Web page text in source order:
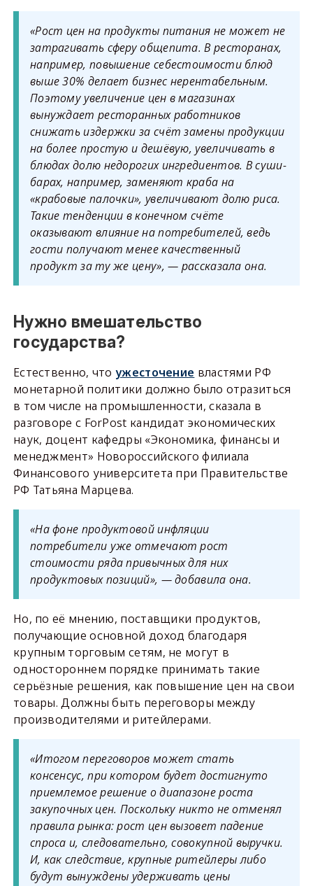
«Рост цен на продукты питания не может не
затрагивать сферу общепита. В ресторанах,
например, повышение себестоимости блюд
выше 30% делает бизнес нерентабельным.
Поэтому увеличение цен в магазинах
вынуждает ресторанных работников
снижать издержки за счёт замены продукции
на более простую и дешёвую, увеличивать в
блюдах долю недорогих ингредиентов. В суши-
барах, например, заменяют краба на
«крабовые палочки», увеличивают долю риса.
Такие тенденции в конечном счёте
оказывают влияние на потребителей, ведь
гости получают менее качественный
продукт за ту же цену», — рассказала она.
Нужно вмешательство
государства?
Естественно, чтоужесточение властями РФ
монетарной политики должно было отразиться
в том числе на промышленности, сказала в
разговоре с ForPost кандидат экономических
наук, доцент кафедры «Экономика, финансы и
менеджмент» Новороссийского филиала
Финансового университета при Правительстве
РФ Татьяна Марцева.
«На фоне продуктовой инфляции
потребители уже отмечают рост
стоимости ряда привычных для них
продуктовых позиций», — добавила она.
Но, по её мнению, поставщики продуктов,
получающие основной доход благодаря
крупным торговым сетям, не могут в
одностороннем порядке принимать такие
серьёзные решения, как повышение цен на свои
товары. Должны быть переговоры между
производителями и ритейлерами.
«Итогом переговоров может стать
консенсус, при котором будет достигнуто
приемлемое решение о диапазоне роста
закупочных цен. Поскольку никто не отменял
правила рынка: рост цен вызовет падение
спроса и, следовательно, совокупной выручки.
И, как следствие, крупные ритейлеры либо
будут вынуждены удерживать цены